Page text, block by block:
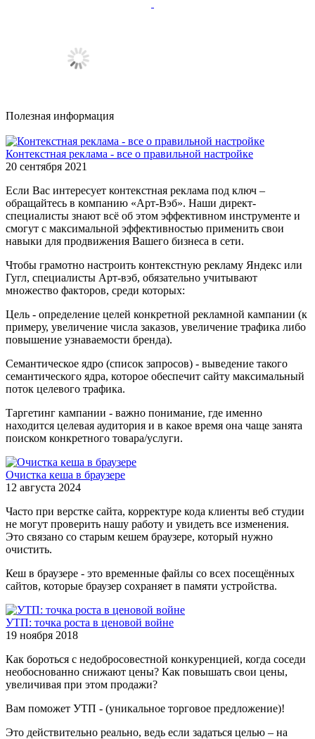
Полезная информация
Контекстная реклама - все о правильной настройке
20 сентября 2021
Если Вас интересует контекстная реклама под ключ –
обращайтесь в компанию «Арт-Вэб». Наши директ-
специалисты знают всё об этом эффективном инструменте и
смогут с максимальной эффективностью применить свои
навыки для продвижения Вашего бизнеса в сети.
Чтобы грамотно настроить контекстную рекламу Яндекс или
Гугл, специалисты Арт-вэб, обязательно учитывают
множество факторов, среди которых:
Цель - определение целей конкретной рекламной кампании (к
примеру, увеличение числа заказов, увеличение трафика либо
повышение узнаваемости бренда).
Семантическое ядро (список запросов) - выведение такого
семантического ядра, которое обеспечит сайту максимальный
поток целевого трафика.
Таргетинг кампании - важно понимание, где именно
находится целевая аудитория и в какое время она чаще занята
поиском конкретного товара/услуги.
Очистка кеша в браузере
12 августа 2024
Часто при верстке сайта, корректуре кода клиенты веб студии
не могут проверить нашу работу и увидеть все изменения.
Это связано со старым кешем браузере, который нужно
очистить.
Кеш в браузере - это временные файлы со всех посещённых
сайтов, которые браузер сохраняет в памяти устройства.
УТП: точка роста в ценовой войне
19 ноября 2018
Как бороться с недобросовестной конкуренцией, когда соседи
необоснованно снижают цены? Как повышать свои цены,
увеличивая при этом продажи?
Вам поможет УТП - (уникальное торговое предложение)!
Это действительно реально, ведь если задаться целью – на